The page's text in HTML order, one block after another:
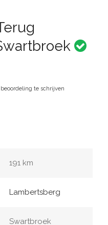
te schrijven
191 km
Lambertsberg
Swartbroek